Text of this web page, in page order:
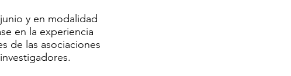
y en modalidad
en la experiencia
de las asociaciones